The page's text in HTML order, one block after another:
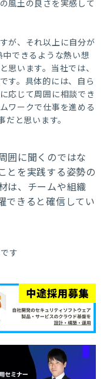
風土の良さを実感して
が、それ以上に自分が
できるような熱い想
思います。当社では、
す。具体的には、自ら
応じて周囲に相談でき
ワークで仕事を進める
と思います。
囲に聞くのではな
とを実践する姿勢の
は、チームや組織
できると確信してい
す